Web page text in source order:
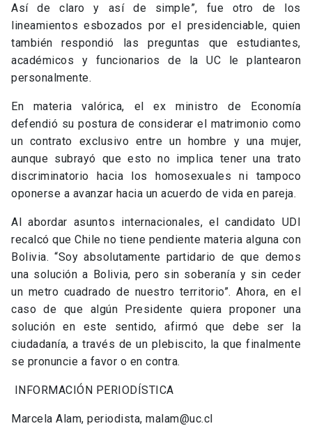
Así de claro y así de simple”, fue otro de los
lineamientos esbozados por el presidenciable, quien
también respondió las preguntas que estudiantes,
académicos y funcionarios de la UC le plantearon
personalmente.
En materia valórica, el ex ministro de Economía
defendió su postura de considerar el matrimonio como
un contrato exclusivo entre un hombre y una mujer,
aunque subrayó que esto no implica tener una trato
discriminatorio hacia los homosexuales ni tampoco
oponerse a avanzar hacia un acuerdo de vida en pareja.
Al abordar asuntos internacionales, el candidato UDI
recalcó que Chile no tiene pendiente materia alguna con
Bolivia. “Soy absolutamente partidario de que demos
una solución a Bolivia, pero sin soberanía y sin ceder
un metro cuadrado de nuestro territorio”. Ahora, en el
caso de que algún Presidente quiera proponer una
solución en este sentido, afirmó que debe ser la
ciudadanía, a través de un plebiscito, la que finalmente
se pronuncie a favor o en contra.
INFORMACIÓN PERIODÍSTICA
Marcela Alam, periodista, malam@uc.cl